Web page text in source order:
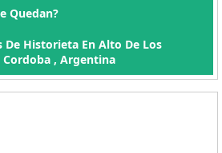
Quedan?
De Historieta En Alto De Los
Cordoba , Argentina